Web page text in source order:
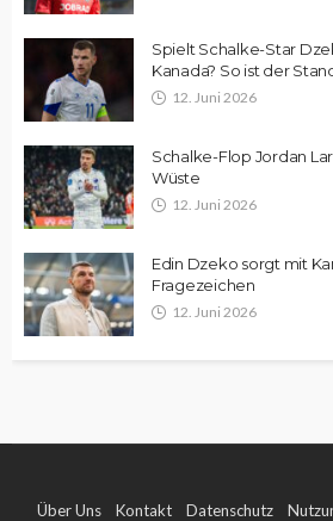
Spielt Schalke-Star
Kanada? So ist der
12. Juni 2026
Schalke-Flop Jordan
Wüste
12. Juni 2026
Edin Dzeko sorgt mit
Fragezeichen
12. Juni 2026
Über Uns Kontakt Datenschutz